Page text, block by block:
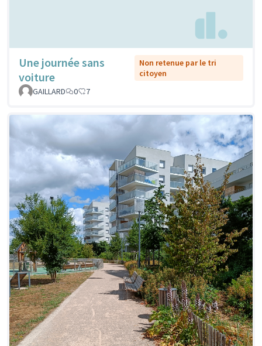
Une journée sans
voiture
Non retenue par le tri
citoyen
GAILLARD
0 7